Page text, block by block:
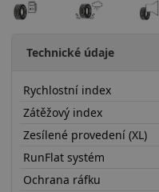
Technické údaje
Rychlostní index
Zátěžový index
Zesílené provedení (XL)
RunFlat systém
Ochrana ráfku